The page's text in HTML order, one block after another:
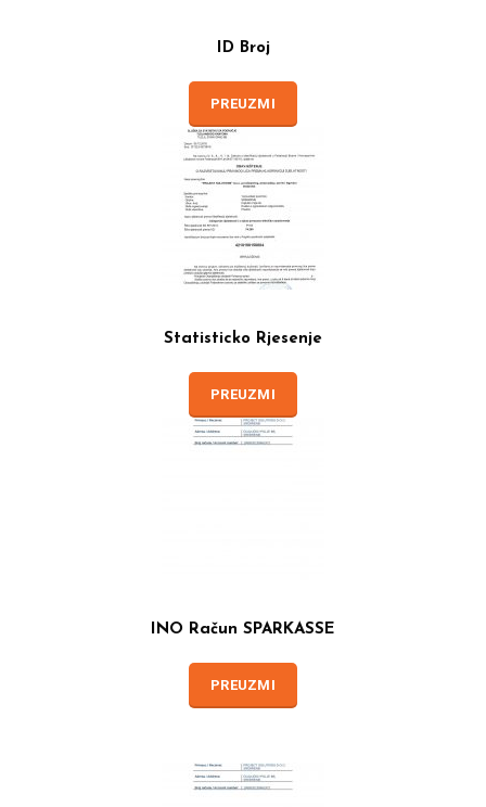
ID Broj
PREUZMI
Statisticko Rjesenje
PREUZMI
INO Račun SPARKASSE
PREUZMI